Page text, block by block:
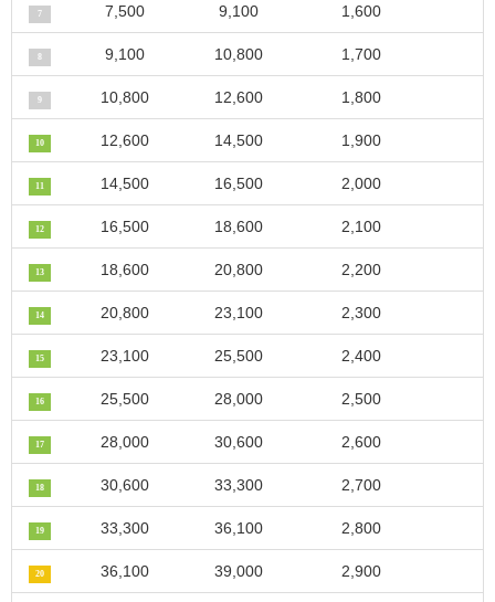
7 7,500 9,100 1,600
9,100 10,800 1,700
9 10,800 12,600 1,800
10 12,600 14,500 1,900
11 14,500 16,500 2,000
12 16,500 18,600 2,100
13 18,600 20,800 2,200
14 20,800 23,100 2,300
15 23,100 25,500 2,400
16 25,500 28,000 2,500
17 28,000 30,600 2,600
18 30,600 33,300 2,700
19 33,300 36,100 2,800
20 36,100 39,000 2,900